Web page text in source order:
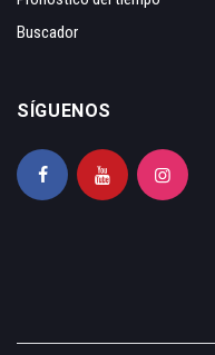
Buscador
SÍGUENOS